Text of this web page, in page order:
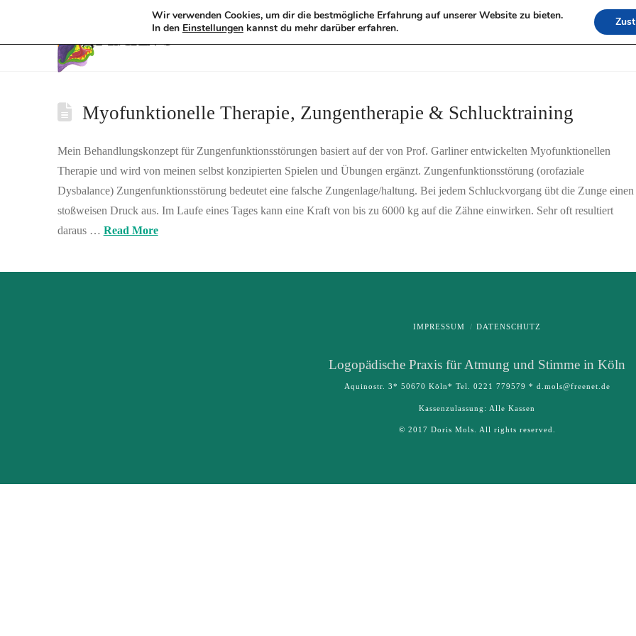
DORIS
Tag Archive
Myofunktionelle Therapie, Zungentherapie & Schlucktraining
Mein Behandlungskonzept für Zungenfunktionsstörungen basiert auf der von Prof. Garliner entwickelten Myofunktionellen
Therapie und wird von meinen selbst konzipierten Spielen und Übungen ergänzt. Zungenfunktionsstörung (orofaziale
Dysbalance) Zungenfunktionsstörung bedeutet eine falsche Zungenlage/haltung. Bei jedem Schluckvorgang übt die Zunge einen
stoßweisen Druck aus. Im Laufe eines Tages kann eine Kraft von bis zu 6000 kg auf die Zähne einwirken. Sehr oft resultiert
daraus … Read More
IMPRESSUM DATENSCHUTZ
Logo­pädische Praxis für Atmung und Stimme in Köln
Aquinostr. 3* 50670 Köln* Tel. 0221 779579 * d.mols@freenet.de
Kassenzulassung: Alle Kassen
© 2017 Doris Mols. All rights reserved.
Wir verwenden Cookies, um dir die bestmögliche Erfahrung auf unserer Website zu bieten.
In den Einstellungenkannst du mehr darüber erfahren.